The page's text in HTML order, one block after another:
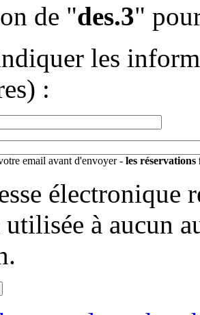
de "des.3"
les
:
email avant d'envoyer - les réservations
électronique
utilisée à aucun